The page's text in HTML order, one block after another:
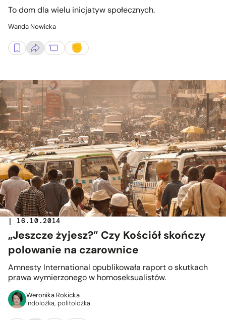
To dom dla wielu inicjatyw społecznych.
Wanda Nowicka
| 16.10.2014
„Jeszcze żyjesz?” Czy Kościół skończy
polowanie na czarownice
Amnesty International opublikowała raport o skutkach
prawa wymierzonego w homoseksualistów.
Weronika Rokicka
Indolożka, politolożka